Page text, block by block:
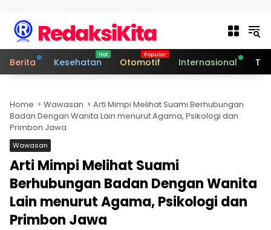
Berita Kesehatan Otomotif Internasional
Home Wawasan
Arti Mimpi Melihat Suami Berhubungan
Badan Dengan Wanita Lain menurut Agama, Psikologi dan
Primbon Jawa
Wawasan
Arti Mimpi Melihat Suami
Berhubungan Badan Dengan Wanita
Lain menurut Agama, Psikologi dan
Primbon Jawa